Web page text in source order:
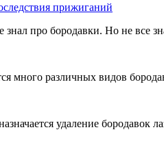
прижиганий
знал про бородавки. Но не все
много различных видов
удаление бородавок